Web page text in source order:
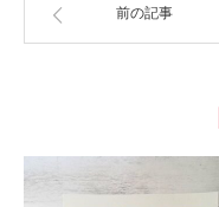
前の記事